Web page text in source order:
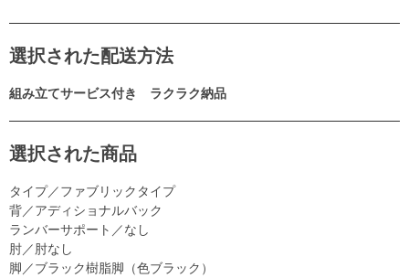
選択された配送方法
組み立てサービス付き ラクラク納品
選択された商品
タイプ／ファブリックタイプ
背／アディショナルバック
ランバーサポート／なし
肘／肘なし
脚／ブラック樹脂脚（色ブラック）